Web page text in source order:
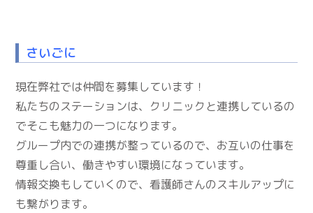
さいごに
現在弊社では仲間を募集しています！
私たちのステーションは、クリニックと連携しているの
でそこも魅力の一つになります。
グループ内での連携が整っているので、お互いの仕事を
尊重し合い、働きやすい環境になっています。
情報交換もしていくので、看護師さんのスキルアップに
も繋がります。